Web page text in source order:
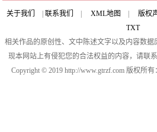
关于我们 联系我们 XML地图 版权
TXT
相关作品的原创性、文中陈述文字以及内容数
现本网站上有侵犯您的合法权益的内容，请联
Copyright © 2019 http://www.gtrzf.com 版权所